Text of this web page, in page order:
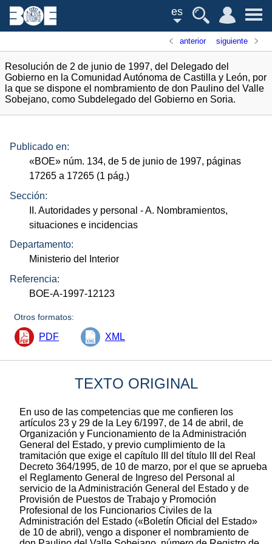
es
anterior siguiente
Resolución de 2 de junio de 1997, del Delegado del
Gobierno en la Comunidad Autónoma de Castilla y León, por
la que se dispone el nombramiento de don Paulino del Valle
Sobejano, como Subdelegado del Gobierno en Soria.
Publicado en:
«BOE» núm. 134, de 5 de junio de 1997, páginas
17265 a 17265 (1 pág.)
Sección:
II. Autoridades y personal - A. Nombramientos,
situaciones e incidencias
Departamento:
Ministerio del Interior
Referencia:
BOE-A-1997-12123
Otros formatos:
PDF XML
TEXTO ORIGINAL
En uso de las competencias que me confieren los
artículos 23 y 29 de la Ley 6/1997, de 14 de abril, de
Organización y Funcionamiento de la Administración
General del Estado, y previo cumplimiento de la
tramitación que exige el capítulo III del título III del Real
Decreto 364/1995, de 10 de marzo, por el que se aprueba
el Reglamento General de Ingreso del Personal al
servicio de la Administración General del Estado y de
Provisión de Puestos de Trabajo y Promoción
Profesional de los Funcionarios Civiles de la
Administración del Estado («Boletín Oficial del Estado»
de 10 de abril), vengo a disponer el nombramiento de